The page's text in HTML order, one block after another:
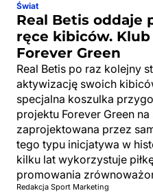
Świat
Real Betis oddaje
ręce kibiców.
Forever Green
Real Betis po raz kolejny
aktywizację swoich
specjalna koszulka
projektu Forever Green
zaprojektowana przez
tego typu inicjatywa w
kilku lat wykorzystuje
promowania
Redakcja Sport Marketing